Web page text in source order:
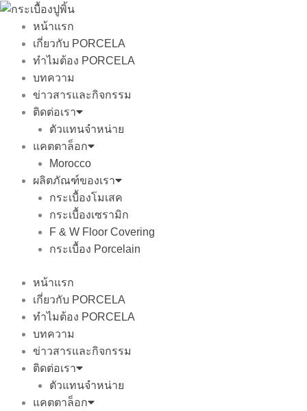
Skip
content
หน้าแรก
เกี่ยวกับ PORCELA
ทำไมต้อง PORCELA
บทความ
ข่าวสารและกิจกรรม
ติดต่อเรา
ตัวแทนจำหน่าย
แคตตาล็อก
Morocco
ผลิตภัณฑ์ของเรา
กระเบื้องโมเสค
กระเบื้องเซรามิก
F & W Floor Covering
กระเบื้อง Porcelain
หน้าแรก
เกี่ยวกับ PORCELA
ทำไมต้อง PORCELA
บทความ
ข่าวสารและกิจกรรม
ติดต่อเรา
ตัวแทนจำหน่าย
แคตตาล็อก